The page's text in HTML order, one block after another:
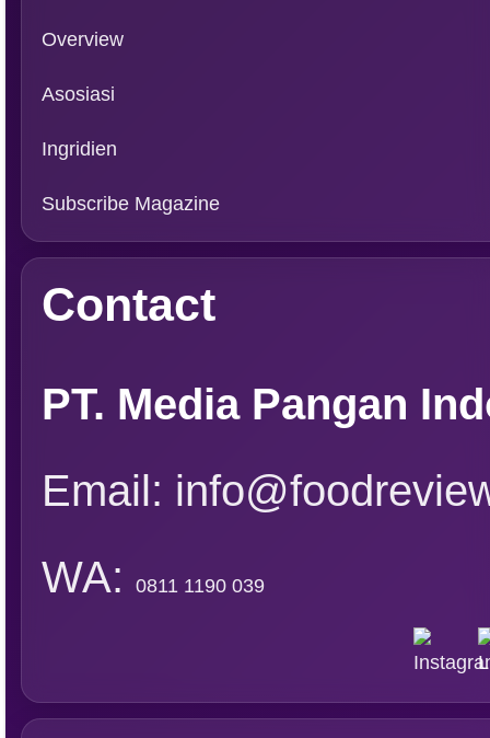
Overview
Asosiasi
Ingridien
Subscribe Magazine
Contact
PT. Media Pangan
Email:
WA:
0811 1190 039